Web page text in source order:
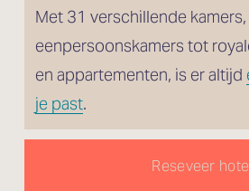
Met 31 verschillende
eenpersoonskamers tot
en appartementen, is er altijd
je past.
Reseveer